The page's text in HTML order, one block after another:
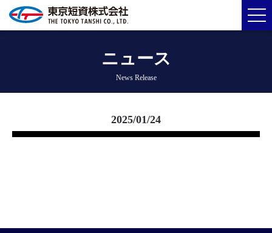
ニュース
News Release
2025/01/24